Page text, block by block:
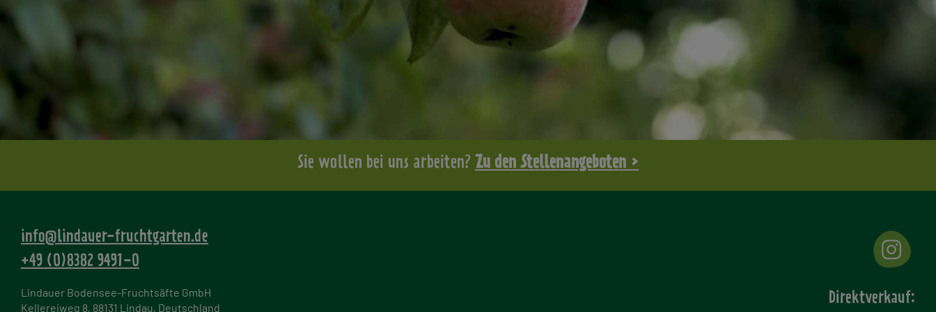
Sie wollen bei uns arbeiten? Zu den Stellenangeboten >
info@lindauer-fruchtgarten.de
+49 (0)8382 9491-0
Lindauer Bodensee-Fruchtsäfte GmbH
Kellereiweg 8, 88131 Lindau, Deutschland
Direktverkauf: